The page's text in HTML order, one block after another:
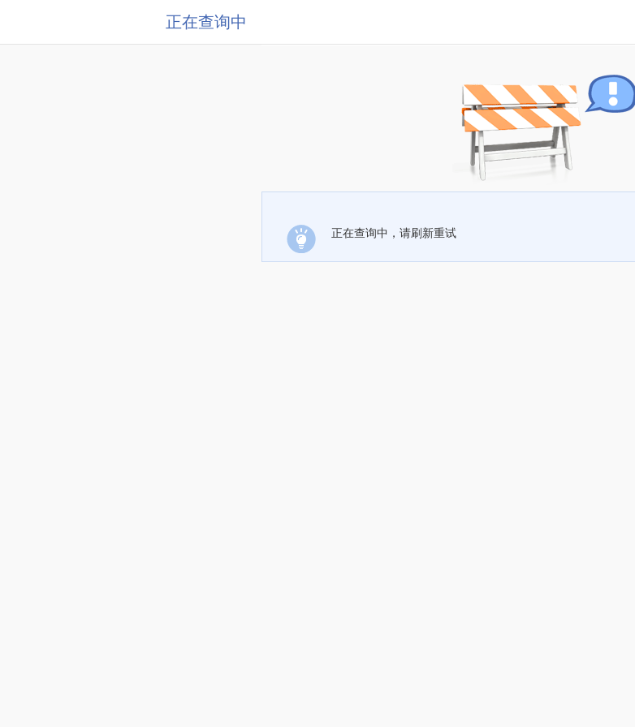
正在查询中
正在查询中，请刷新重试